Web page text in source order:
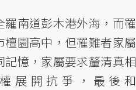
南道彭木港外海，而罹
園高中，但罹難者家屬
憶，家屬要求釐清真相
展開抗爭，最後和